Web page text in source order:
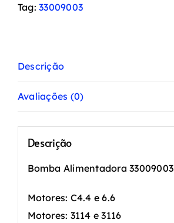
Tag:33009003
Descrição
Avaliações (0)
Descrição
Bomba Alimentadora 33009003
Motores: C4.4 e 6.6
Motores: 3114 e 3116